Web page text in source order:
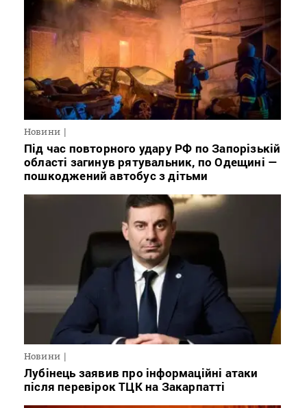
Новини
Під час повторного удару РФ по Запорізькій
області загинув рятувальник, по Одещині —
пошкоджений автобус з дітьми
Новини
Лубінець заявив про інформаційні атаки
після перевірок ТЦК на Закарпатті